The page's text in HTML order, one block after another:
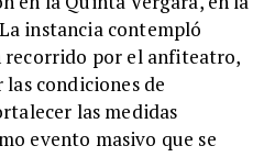
instancia contempló
recorrido por el anfiteatro,
condiciones de
las medidas
evento masivo que se